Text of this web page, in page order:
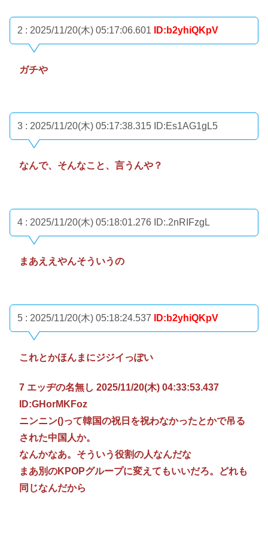
2 : 2025/11/20(木) 05:17:06.601 ID:b2yhiQKpV
ガチや
3 : 2025/11/20(木) 05:17:38.315 ID:Es1AG1gL5
なんで、そんなこと、言うんや？
4 : 2025/11/20(木) 05:18:01.276 ID:.2nRIFzgL
まあええやんそういうの
5 : 2025/11/20(木) 05:18:24.537 ID:b2yhiQKpV
これとかほんまにジジイっぽい
7 エッヂの名無し 2025/11/20(木) 04:33:53.437
ID:GHorMKFoz
ニンニン()って韓国の祝日を祝わなかったとかで吊る
された中国人か。
なんかなあ。そういう役割の人なんだな
まあ別のKPOPグループに変えてもいいだろ。どれも
同じなんだから